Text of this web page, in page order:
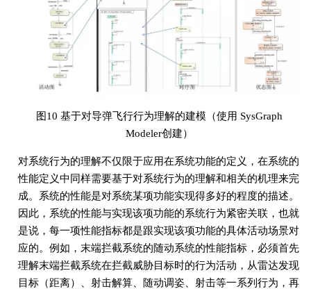
图10 基于对导弹飞行行为理解的建模（使用 SysGraph
Modeler创建）
对系统行为的理解不仅限于应用在系统功能的定义，在系统的
性能定义中同样需要基于对系统行为的理解和相关的机理来完
成。系统的性能是对系统某项功能实现得多好的程度的描述。
因此，系统的性能与实现该项功能的系统行为紧密关联，也就
是说，每一项性能指标都是跟实现该项功能的具体活动场景对
应的。例如，末端拦截系统的随动系统的性能指标，必须首先
理解末端拦截系统在拦截威胁目标时的行为活动，从雷达发现
目标（距离）、射击解算、随动调姿、射击等一系列行为，再